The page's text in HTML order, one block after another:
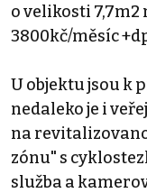
o velikosti 7,7m2
3800kč/měsíc
U objektu jsou k
nedaleko je i
na
zónu" s
služba a